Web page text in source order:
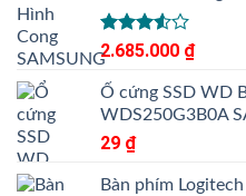
Được
xếp
hạng
3.505
sao
2.685.000 ₫
Ổ cứng SSD WD
WDS250G3B0A
29 ₫
Bàn phím